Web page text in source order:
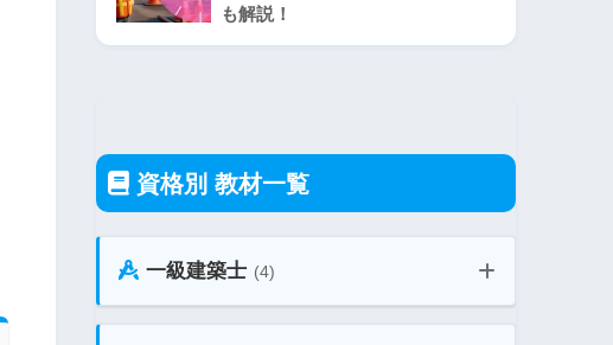
も解説！
資格別 教材一覧
一級建築士 (4)